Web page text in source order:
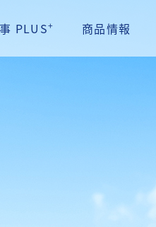
PLUS+ 商品情報